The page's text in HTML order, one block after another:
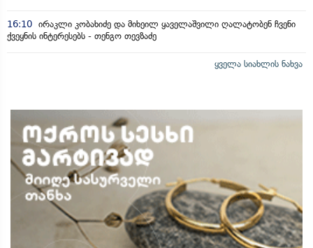
16:10 ირაკლი კობახიძე და მიხეილ ყაველაშვილი ღალატობენ ჩვენი
ქვეყნის ინტერესებს - თენგო თევზაძე
ყველა სიახლის ნახვა